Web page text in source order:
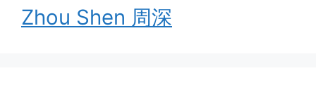
Zhou Shen 周深